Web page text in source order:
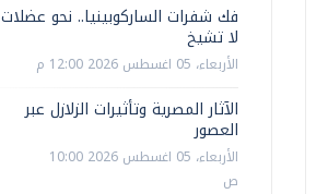
فك شفرات الساركوبينيا.. نحو عضلات
لا تشيخ
الأربعاء، 05 اغسطس 2026 12:00 م
الآثار المصرية وتأثيرات الزلازل عبر
العصور
الأربعاء، 05 اغسطس 2026 10:00
ص